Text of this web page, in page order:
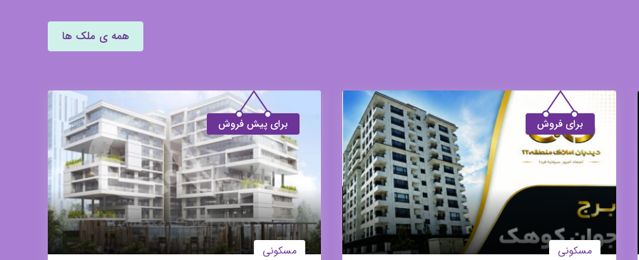
همه ی ملک ها
برای فروش
مسکونی
برای پیش فروش
مسکونی